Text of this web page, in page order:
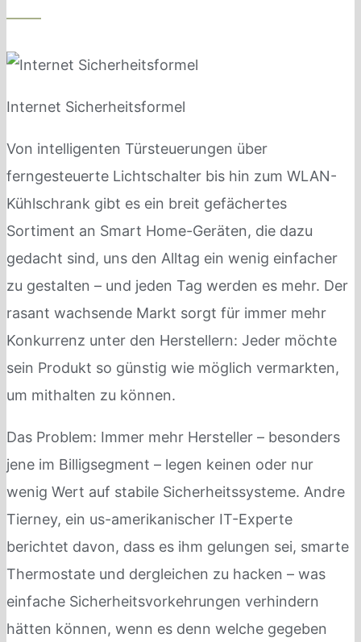
Internet Sicherheitsformel
Von intelligenten Türsteuerungen über
ferngesteuerte Lichtschalter bis hin zum WLAN-
Kühlschrank gibt es ein breit gefächertes
Sortiment an Smart Home-Geräten, die dazu
gedacht sind, uns den Alltag ein wenig einfacher
zu gestalten – und jeden Tag werden es mehr. Der
rasant wachsende Markt sorgt für immer mehr
Konkurrenz unter den Herstellern: Jeder möchte
sein Produkt so günstig wie möglich vermarkten,
um mithalten zu können.
Das Problem: Immer mehr Hersteller – besonders
jene im Billigsegment – legen keinen oder nur
wenig Wert auf stabile Sicherheitssysteme. Andre
Tierney, ein us-amerikanischer IT-Experte
berichtet davon, dass es ihm gelungen sei, smarte
Thermostate und dergleichen zu hacken – was
einfache Sicherheitsvorkehrungen verhindern
hätten können, wenn es denn welche gegeben